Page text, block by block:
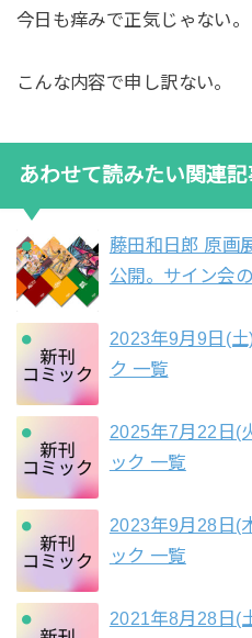
今日も痒みで正気じゃない。
こんな内容で申し訳ない。
あわせて読みたい関連記
藤田和日郎 原画
公開。サイン会の
2023年9月9日(
ク 一覧
2025年7月22日(
ック 一覧
2023年9月28日(
ック 一覧
2021年8月28日(